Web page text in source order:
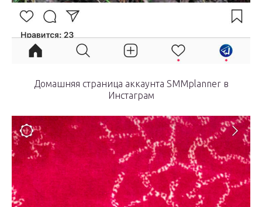
Домашняя страница аккаунта SMMplanner в
Инстаграм